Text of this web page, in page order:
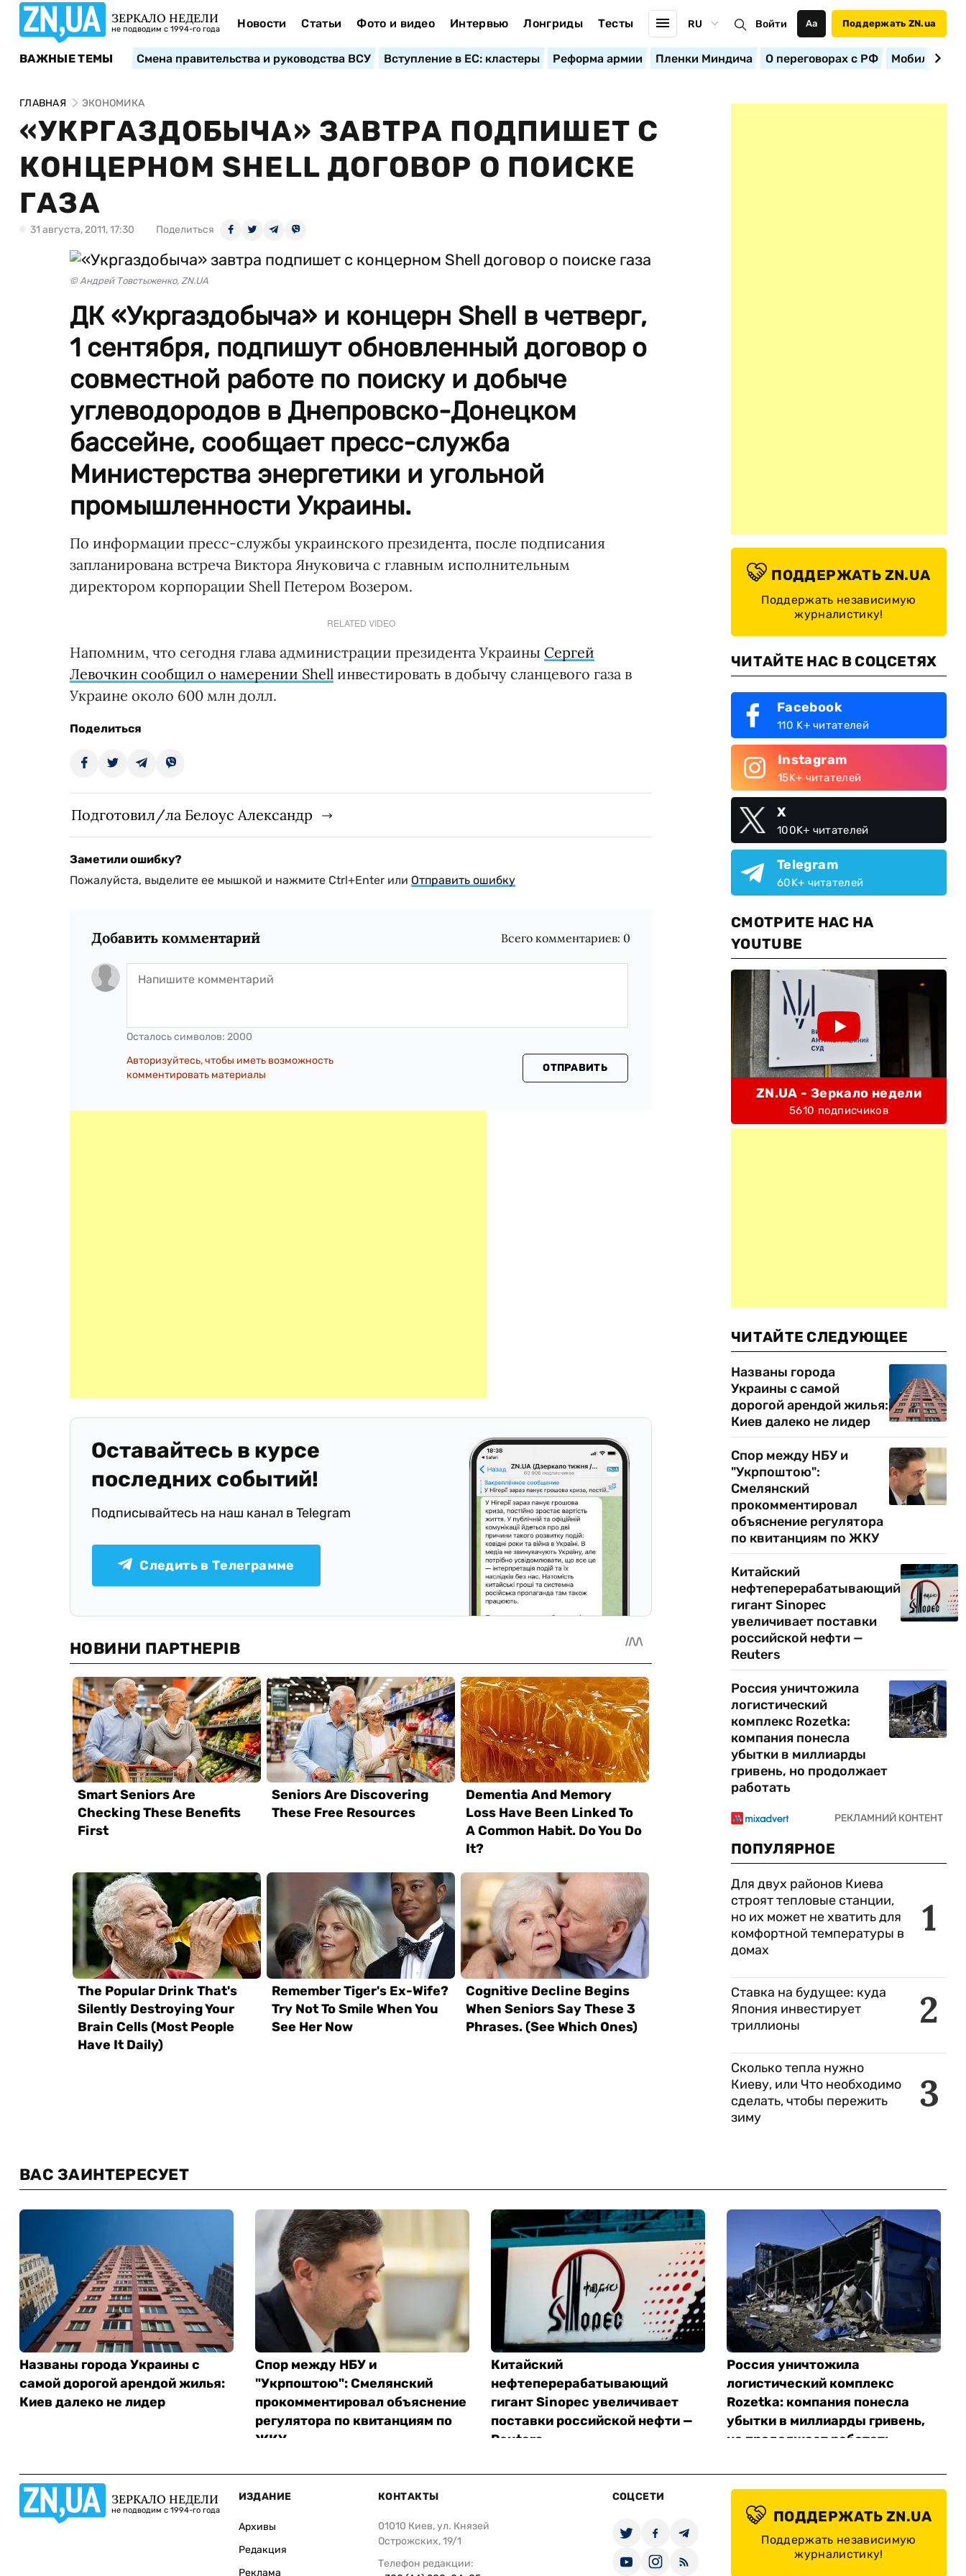
ЗЕРКАЛО НЕДЕЛИ
не подводим с 1994-го года Новости Статьи Фото и видео Интервью Лонгриды Тесты RU Войти Аа Поддержать ZN.ua
ВАЖНЫЕ ТЕМЫ Смена правительства и руководства ВСУ Вступление в ЕС: кластеры Реформа армии Пленки Миндича О переговорах с РФ
ГЛАВНАЯ ЭКОНОМИКА
«УКРГАЗДОБЫЧА» ЗАВТРА ПОДПИШЕТ С
КОНЦЕРНОМ SHELL ДОГОВОР О ПОИСКЕ
ГАЗА
31 августа, 2011, 17:30 Поделиться
© Андрей Товстыженко, ZN.UA
ДК «Укргаздобыча» и концерн Shell в четверг,
1 сентября, подпишут обновленный договор о
совместной работе по поиску и добыче
углеводородов в Днепровско-Донецком
бассейне, сообщает пресс-служба
Министерства энергетики и угольной
промышленности Украины.
По информации пресс-службы украинского президента, после подписания
запланирована встреча Виктора Януковича с главным исполнительным
директором корпорации Shell Петером Возером.
RELATED VIDEO
Напомним, что сегодня глава администрации президента Украины Сергей
Левочкин сообщил о намерении Shell инвестировать в добычу сланцевого газа в
Украине около 600 млн долл.
Поделиться
Подготовил/ла Белоус Александр
Заметили ошибку?
Пожалуйста, выделите ее мышкой и нажмите Ctrl+Enter или Отправить ошибку
Добавить комментарий Всего комментариев: 0
Осталось символов: 2000
Авторизуйтесь, чтобы иметь возможность
комментировать материалы
ОТПРАВИТЬ
Оставайтесь в курсе
последних событий!
Подписывайтесь на наш канал в Telegram
Следить в Телеграмме
ПОДДЕРЖАТЬ ZN.UA
Поддержать независимую
журналистику!
ЧИТАЙТЕ НАС В СОЦСЕТЯХ
Facebook
110 K+ читателей
Instagram
15K+ читателей
X
100K+ читателей
Telegram
60K+ читателей
СМОТРИТЕ НАС НА
YOUTUBE
ZN.UA - Зеркало недели
5610 подписчиков
ЧИТАЙТЕ СЛЕДУЮЩЕЕ
Названы города
Украины с самой
дорогой арендой жилья:
Киев далеко не лидер
Спор между НБУ и
"Укрпоштою":
Смелянский
прокомментировал
объяснение регулятора
по квитанциям по ЖКУ
Китайский
нефтеперерабатывающий
гигант Sinopec
увеличивает поставки
российской нефти —
Reuters
Россия уничтожила
логистический
комплекс Rozetka:
компания понесла
убытки в миллиарды
гривень, но продолжает
работать
ПОПУЛЯРНОЕ
1
Для двух районов Киева
строят тепловые станции,
но их может не хватить для
комфортной температуры в
домах
2
Ставка на будущее: куда
Япония инвестирует
триллионы
3
Сколько тепла нужно
Киеву, или Что необходимо
сделать, чтобы пережить
зиму
ВАС ЗАИНТЕРЕСУЕТ
Названы города Украины с
самой дорогой арендой жилья:
Киев далеко не лидер
Спор между НБУ и
"Укрпоштою": Смелянский
прокомментировал объяснение
регулятора по квитанциям по
ЖКУ
Китайский
нефтеперерабатывающий
гигант Sinopec увеличивает
поставки российской нефти —
Reuters
Россия уничтожила
логистический комплекс
Rozetka: компания понесла
убытки в миллиарды гривень,
но продолжает работать
ЗЕРКАЛО НЕДЕЛИ
не подводим с 1994-го года
ИЗДАНИЕ
Архивы
Редакция
Реклама
КОНТАКТЫ
01010 Киев, ул. Князей
Острожских, 19/1
Телефон редакции:
СОЦСЕТИ
ПОДДЕРЖАТЬ ZN.UA
Поддержать независимую
журналистику!